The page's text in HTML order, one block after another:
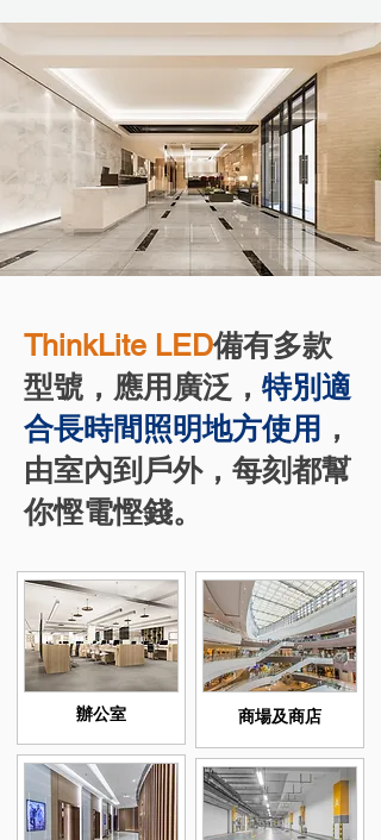
ThinkLite LED備有多款
型號，應用廣泛， 特別適
合長時間照明地方使用 ，
由室內到戶外，每刻都幫
你慳電慳錢。
辦公室 ​商場及商店